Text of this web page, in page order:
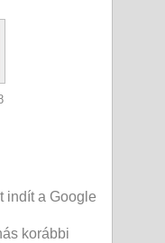
indít a Google
korábbi